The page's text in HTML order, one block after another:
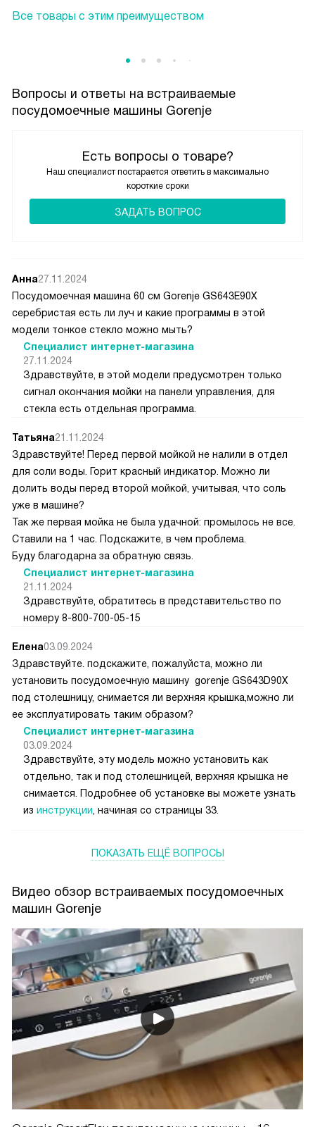
Все товары с этим преимуществом
Вопросы и ответы на встраиваемые
посудомоечные машины Gorenje
Есть вопросы о товаре?
Наш специалист постарается ответить в максимально
короткие сроки
ЗАДАТЬ ВОПРОС
Анна27.11.2024
Посудомоечная машина 60 см Gorenje GS643E90X
серебристая есть ли луч и какие программы в этой
модели тонкое стекло можно мыть?
Специалист интернет-магазина
27.11.2024
Здравствуйте, в этой модели предусмотрен только
сигнал окончания мойки на панели управления, для
стекла есть отдельная программа.
Татьяна21.11.2024
Здравствуйте! Перед первой мойкой не налили в отдел
для соли воды. Горит красный индикатор. Можно ли
долить воды перед второй мойкой, учитывая, что соль
уже в машине?
Так же первая мойка не была удачной: промылось не все.
Ставили на 1 час. Подскажите, в чем проблема.
Буду благодарна за обратную связь.
Специалист интернет-магазина
21.11.2024
Здравствуйте, обратитесь в представительство по
номеру 8-800-700-05-15
Елена03.09.2024
Здравствуйте. подскажите, пожалуйста, можно ли
установить посудомоечную машину gorenje GS643D90X
под столешницу, снимается ли верхняя крышка,можно ли
ее эксплуатировать таким образом?
Специалист интернет-магазина
03.09.2024
Здравствуйте, эту модель можно установить как
отдельно, так и под столешницей, верхняя крышка не
снимается. Подробнее об установке вы можете узнать
из инструкции , начиная со страницы 33.
ПОКАЗАТЬ ЕЩЁ ВОПРОСЫ
Видео обзор встраиваемых посудомоечных
машин Gorenje